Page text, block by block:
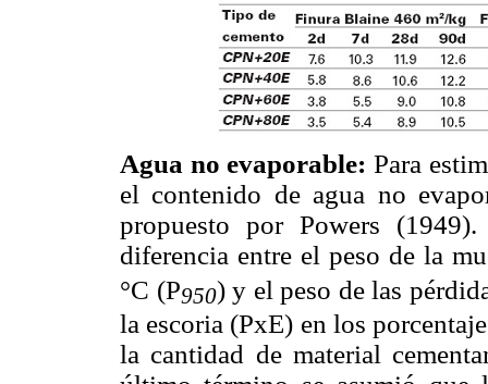
Agua no evaporable: Para
el contenido de agua no
propuesto por Powers
diferencia entre el peso de la
°C (P950) y el peso de las
la escoria (PxE) en los
la cantidad de material